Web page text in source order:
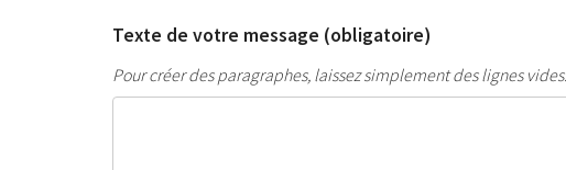
Texte de votre message (obligatoire)
Pour créer des paragraphes, laissez simplement des lignes vides.